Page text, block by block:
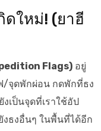
ดใหม่! (ยาฮี
Flags) อยู่
/จุดพักผ่อน กดพักที่ธง
งเป็นจุดที่เราใช้อัป
งธงอื่นๆ ในพื้นที่ได้อีก